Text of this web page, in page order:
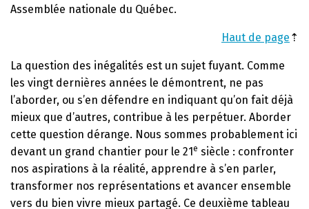
Assemblée nationale du Québec.
Haut de page ⇡
La question des inégalités est un sujet fuyant. Comme
les vingt dernières années le démontrent, ne pas
l’aborder, ou s’en défendre en indiquant qu’on fait déjà
mieux que d’autres, contribue à les perpétuer. Aborder
cette question dérange. Nous sommes probablement ici
devant un grand chantier pour le 21 e siècle : confronter
nos aspirations à la réalité, apprendre à s’en parler,
transformer nos représentations et avancer ensemble
vers du bien vivre mieux partagé. Ce deuxième tableau